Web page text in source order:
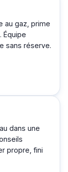
au gaz, prime
Équipe
sans réserve.
dans une
propre, fini